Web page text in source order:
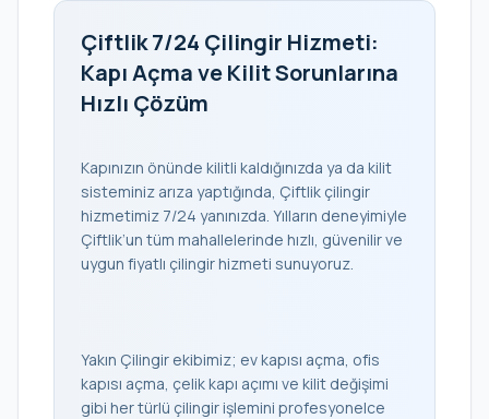
Çiftlik 7/24 Çilingir Hizmeti:
Kapı Açma ve Kilit Sorunlarına
Hızlı Çözüm
Kapınızın önünde kilitli kaldığınızda ya da kilit
sisteminiz arıza yaptığında, Çiftlik çilingir
hizmetimiz 7/24 yanınızda. Yılların deneyimiyle
Çiftlik’un tüm mahallelerinde hızlı, güvenilir ve
uygun fiyatlı çilingir hizmeti sunuyoruz.
Yakın Çilingir ekibimiz; ev kapısı açma, ofis
kapısı açma, çelik kapı açımı ve kilit değişimi
gibi her türlü çilingir işlemini profesyonelce